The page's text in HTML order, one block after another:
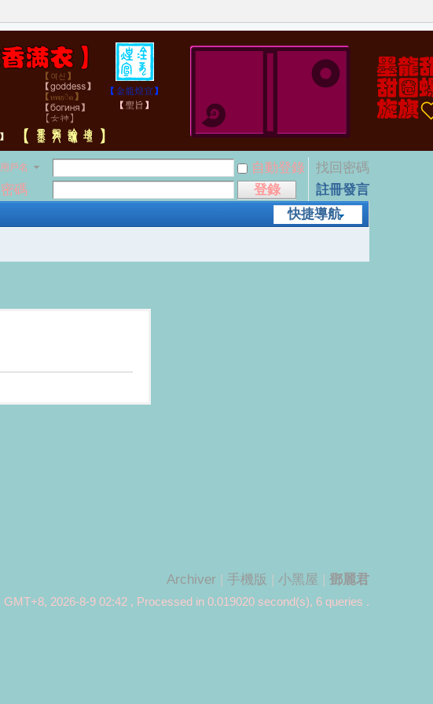
用戶名 自動登錄
找回密碼
密碼
登錄
註冊發言
快捷導航
Archiver | 手機版 | 小黑屋 | 鄧麗君
GMT+8, 2026-8-9 02:42 , Processed in 0.019020 second(s), 6 queries .